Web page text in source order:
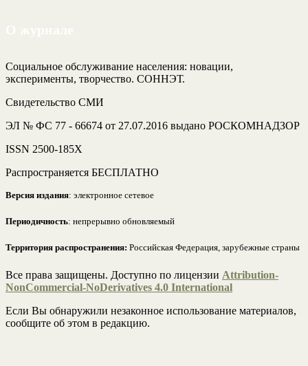
Социальное обслуживание населения: новации,
эксперименты, творчество. СОННЭТ.
Свидетельство СМИ
ЭЛ № ФС 77 - 66674 от 27.07.2016 выдано РОСКОМНАДЗОР
ISSN 2500-185Х
Распространяется БЕСПЛАТНО
Версия издания: электронное сетевое
Периодичность: непрерывно обновляемый
Территория распространения: Российская Федерация, зарубежные страны
Все права защищены. Доступно по лицензии Attribution-
NonCommercial-NoDerivatives 4.0 International
Если Вы обнаружили незаконное использование материалов,
сообщите об этом в редакцию.